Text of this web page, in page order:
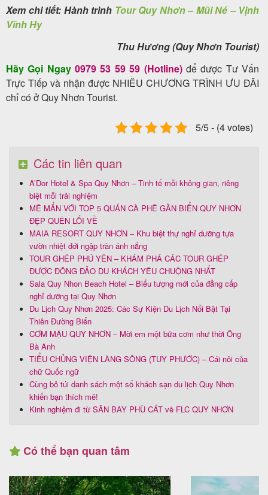
Xem chi tiết: Hành trình Tour Quy Nhơn – Mũi Né – Vịnh
Vĩnh Hy
Thu Hương (Quy Nhơn Tourist)
Hãy Gọi Ngay 0979 53 59 59 (Hotline) để được Tư Vấn
Trực Tiếp và nhận được NHIỀU CHƯƠNG TRÌNH ƯU ĐÃI
chỉ có ở Quy Nhơn Tourist.
5/5 - (4 votes)
Các tin liên quan
A’Dor Hotel & Spa Quy Nhơn – Tinh tế mỗi không gian, riêng
biệt mỗi trải nghiệm
MÊ MẨN VỚI TOP 5 QUÁN CÀ PHÊ GẦN BIỂN QUY NHƠN
ĐẸP QUÊN LỐI VỀ
MAIA RESORT QUY NHƠN – Khu biệt thự nghỉ dưỡng tựa
vườn nhiệt đới ngập tràn ánh nắng
TOUR GHÉP PHÚ YÊN – KHÁM PHÁ CÁC TOUR GHÉP
ĐƯỢC ĐÔNG ĐẢO DU KHÁCH YÊU CHUỘNG NHẤT
Sala Quy Nhon Beach Hotel – Biểu tượng mới của đẳng cấp
nghỉ dưỡng tại Quy Nhơn
Du Lịch Quy Nhơn 2025: Các Sự Kiện Du Lịch Nổi Bật Tại
Thiên Đường Biển
CƠM MẬU QUY NHƠN – Mời em một bữa cơm như thời Ông
Bà Anh
TIỂU CHỦNG VIỆN LÀNG SÔNG (TUY PHƯỚC) – Cái nôi của
chữ Quốc ngữ
Cùng bỏ túi danh sách một số khách sạn du lịch Quy Nhơn
khiến bạn thích mê!
Kinh nghiệm đi từ SÂN BAY PHÙ CÁT về FLC QUY NHƠN
Có thể bạn quan tâm